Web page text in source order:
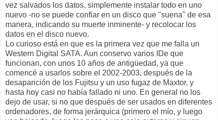
vez salvados los datos, simplemente instalar todo en uno
nuevo -no se puede confiar en un disco que "suena" de esa
manera, indicando su muerte inminente- y recolocar los
datos en el disco nuevo.
Lo curioso está en que es la primera vez que me falla un
Western Digital SATA. Aun conservo varios IDe que
funcionan, con unos 10 años de antigüedad, ya que
comencé a usarlos sobre el 2002-2003, después de la
desaparición de los Fujitsu y un uso fugaz de Maxtor, y
hasta hoy casi no había fallado ni uno. En general no los
dejo de usar, si no que después de ser usados en diferentes
ordenadores, de forma jerárquica (primero el mío, y luego